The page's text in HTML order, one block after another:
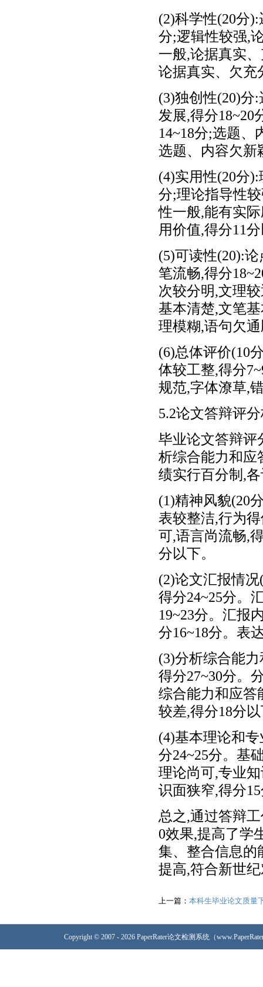
(2)科学性(20分
分;逻辑性较强,
一般,论据真实
论据真实、欠充
(3)独创性(20)分
发展,得分18~20
14~18分;选题、
选题、内容欠新
(4)实用性(20分
分;理论指导性
性一般,能有实
用价值,得分11
(5)可读性(20):
笔流畅,得分
次较分明,文理
基本清楚,文笔
理模糊,语句欠
(6)总体评价(10
体较工整,得分
规范,字体潦草,
5.2论文答辩评
毕业论文答辩评
析综合能力和应
绩实行百分制,
(1)精神风貌(20
表较整洁,行为
可,语言尚流畅,
分以下。
(2)论文汇报情
得分24~25分。
19~23分。汇报
分16~18分。表
(3)分析综合能
得分27~30分。
综合能力和应答
较差,得分18分
(4)基本理论和
分24~25分。基
理论尚可,专业
识面狭窄,得分
总之,通过答辩
0效果,提高了学
集、整合信息的
提高,符合新世
上一篇： 本科生毕业论文质量
Copyright © 2007 - 2026 PaperRater论文检测系统（